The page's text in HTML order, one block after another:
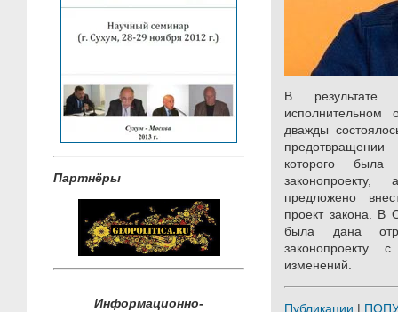
Партнёры
Информационно-
В результате
исполнительном
дважды
которого была
предложено
проект закона. В
была дана
законопроекту
изменений.
Публикации |